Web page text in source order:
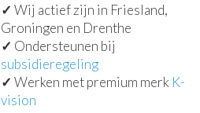
✓ Wij actief zijn in Friesland,
Groningen en Drenthe
✓ Ondersteunen bij
subsidieregeling
✓ Werken met premium merk K-
vision